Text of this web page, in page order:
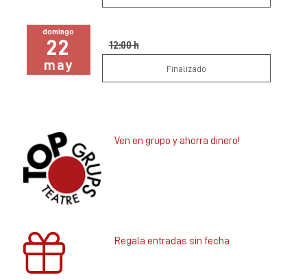
domingo
22
may
12:00 h
Finalizado
Ven en grupo y ahorra dinero!
Regala entradas sin fecha